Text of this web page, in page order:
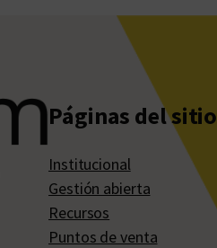
Páginas del sitio
Institucional
Gestión abierta
Recursos
Puntos de venta